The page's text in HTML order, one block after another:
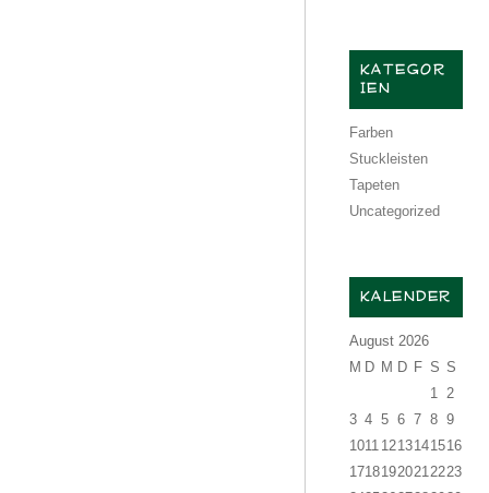
KATEGOR
IEN
Farben
Stuckleisten
Tapeten
Uncategorized
KALENDER
August 2026
M D M D F S S
1
2
3 4 5 6 7 8 9
1011 1213141516
1718192021 2223